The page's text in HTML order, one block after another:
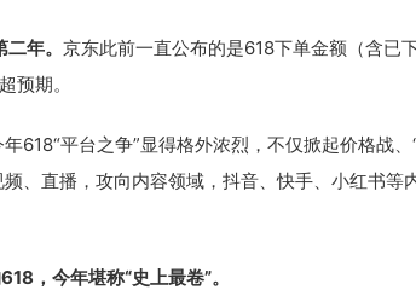
年。 京东此前一直公布的是618下单金额（含已
预期。
618“平台之争”显得格外浓烈，不仅掀起价格战、
、直播，攻向内容领域，抖音、快手、小红书等
，今年堪称“史上最卷”。